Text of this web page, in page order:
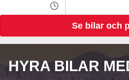
HYRA BILAR